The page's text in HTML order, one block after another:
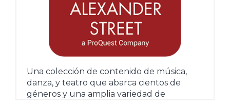
Una colección de contenido de música,
danza, y teatro que abarca cientos de
géneros y una amplia variedad de